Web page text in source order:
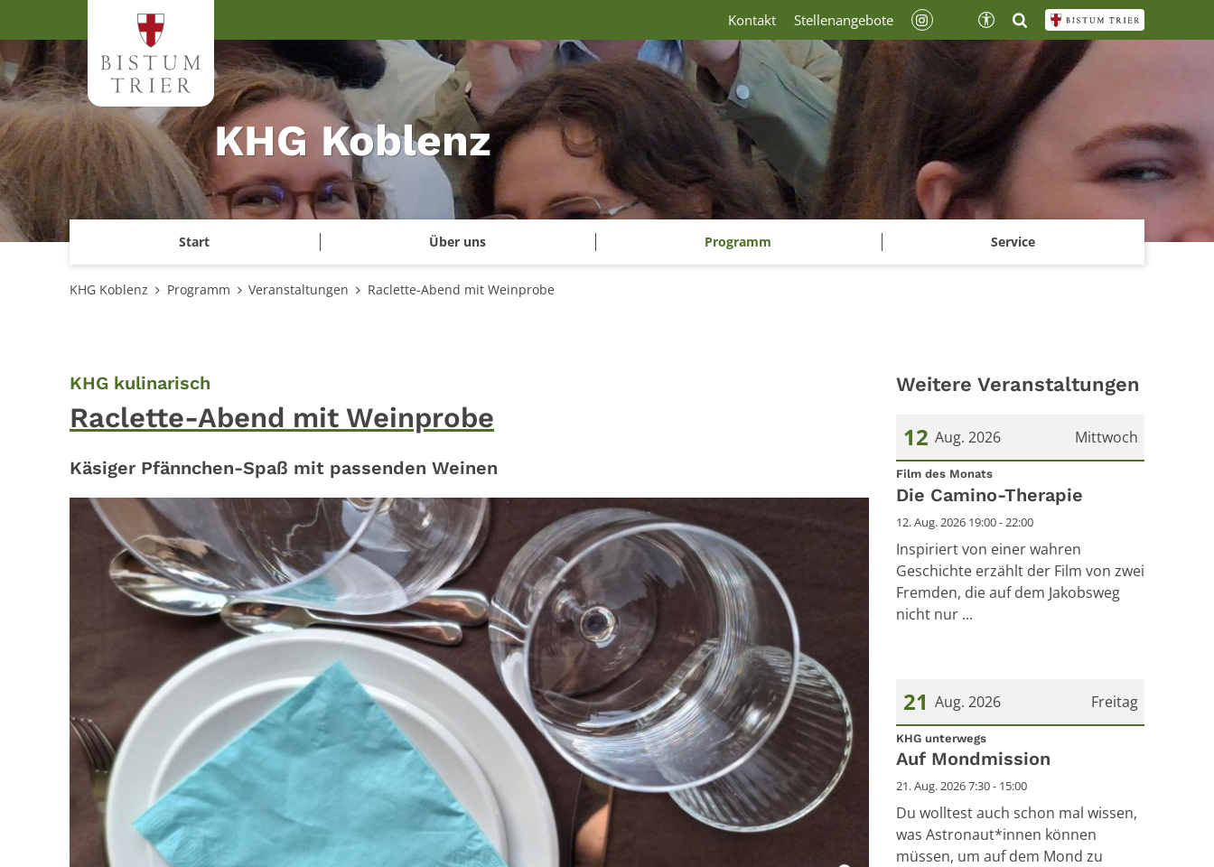
KHG Koblenz
Start Über uns Programm Service
Kontakt Stellenangebote
KHG Koblenz Programm Veranstaltungen Raclette-Abend mit Weinprobe
KHG kulinarisch
Raclette-Abend mit Weinprobe
Käsiger Pfännchen-Spaß mit passenden Weinen
Weitere Veranstaltungen
Mittwoch
12 Aug. 2026
Datum: 12. August 2026
Film des Monats:
Die Camino-Therapie
12. Aug. 2026 19:00 - 22:00
Inspiriert von einer wahren
Geschichte erzählt der Film von zwei
Fremden, die auf dem Jakobsweg
nicht nur ...
Freitag
21 Aug. 2026
Datum: 21. August 2026
KHG unterwegs:
Auf Mondmission
21. Aug. 2026 7:30 - 15:00
Du wolltest auch schon mal wissen,
was Astronaut*innen können
müssen, um auf dem Mond zu